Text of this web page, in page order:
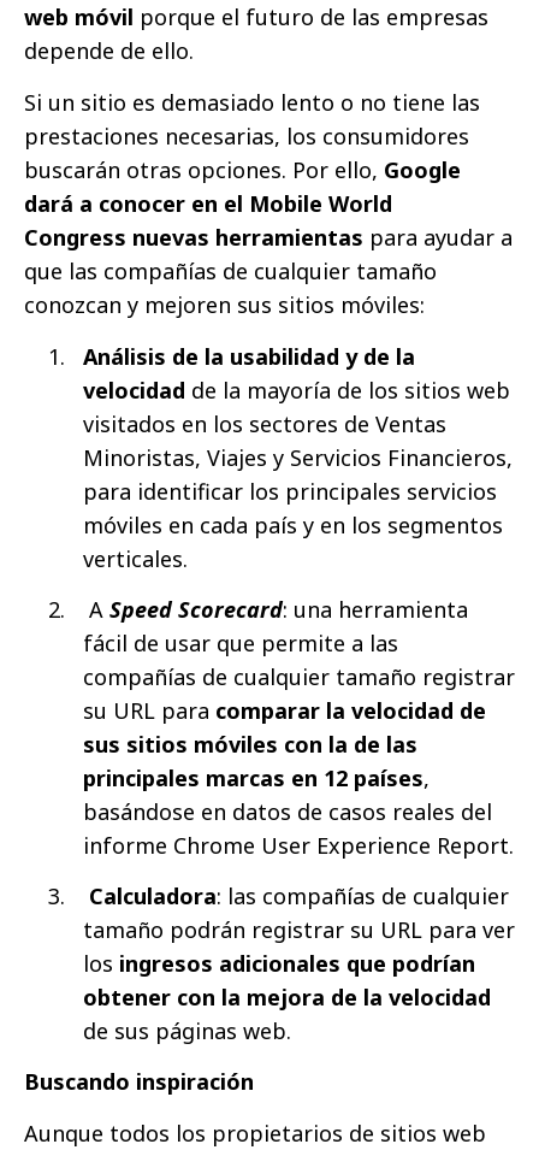
web móvil porque el futuro de las empresas
depende de ello.
Si un sitio es demasiado lento o no tiene las
prestaciones necesarias, los consumidores
buscarán otras opciones. Por ello, Google
dará a conocer en el Mobile World
Congress nuevas herramientas para ayudar a
que las compañías de cualquier tamaño
conozcan y mejoren sus sitios móviles:
Análisis de la usabilidad y de la
velocidad de la mayoría de los sitios web
visitados en los sectores de Ventas
Minoristas, Viajes y Servicios Financieros,
para identificar los principales servicios
móviles en cada país y en los segmentos
verticales.
A Speed Scorecard: una herramienta
fácil de usar que permite a las
compañías de cualquier tamaño registrar
su URL para comparar la velocidad de
sus sitios móviles con la de las
principales marcas en 12 países,
basándose en datos de casos reales del
informe Chrome User Experience Report.
Calculadora: las compañías de cualquier
tamaño podrán registrar su URL para ver
los ingresos adicionales que podrían
obtener con la mejora de la velocidad
de sus páginas web.
Buscando inspiración
Aunque todos los propietarios de sitios web